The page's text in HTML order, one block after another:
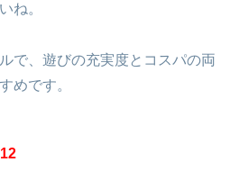
ね。
で、遊びの充実度とコスパの両
めです。